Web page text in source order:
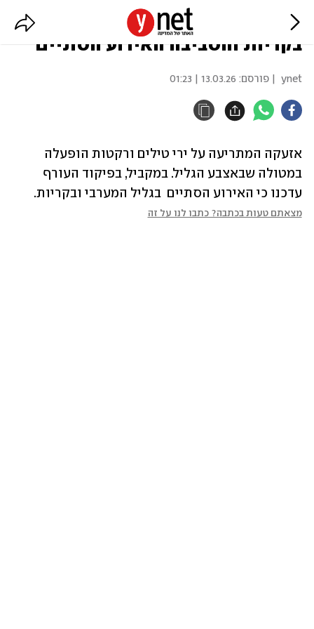
אזעקה במטולה; פיקוד העורף:
בקריות והסביבה האירוע הסתיים
ynet | פורסם: 13.03.26 | 01:23
עדכנו כי האירוע הסתיים  בגליל המערבי ובקריות.
מצאתם טעות בכתבה? כתבו לנו על זה